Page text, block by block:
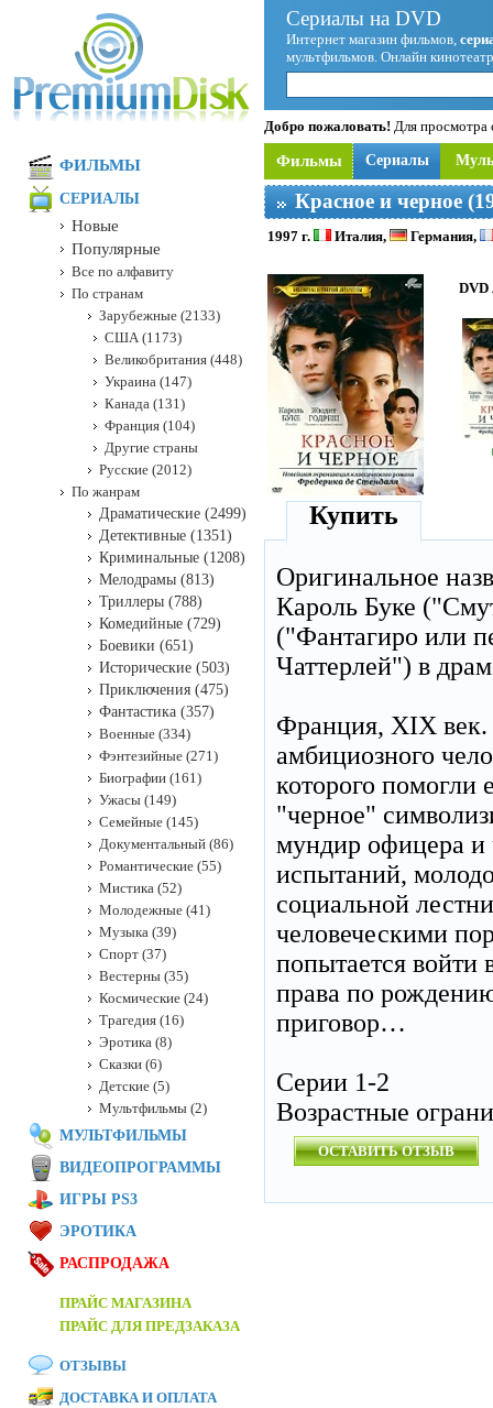
Сериалы на DVD
Интернет магазин фильмов,
мультфильмов. Онлайн
Добро пожаловать! Для просмотра
Фильмы Сериалы
Красное и черное
1997 г. Италия, Германия,
DVD
Купить
Оригинальное
Кароль Буке
("Фантагиро или
Чаттерлей") в
Франция, XIX век.
амбициозного
которого
"черное"
мундир офицера и
испытаний,
социальной
человеческими
попытается войти
права по
приговор…
Серии 1-2
Возрастные
ОСТАВИТЬ ОТЗЫВ
ФИЛЬМЫ
СЕРИАЛЫ
Новые
Популярные
Все по алфавиту
По странам
Зарубежные (2133)
США (1173)
Великобритания (448)
Украина (147)
Канада (131)
Франция (104)
Другие страны
Русские (2012)
По жанрам
Драматические (2499)
Детективные (1351)
Криминальные (1208)
Мелодрамы (813)
Триллеры (788)
Комедийные (729)
Боевики (651)
Исторические (503)
Приключения (475)
Фантастика (357)
Военные (334)
Фэнтезийные (271)
Биографии (161)
Ужасы (149)
Семейные (145)
Документальный (86)
Романтические (55)
Мистика (52)
Молодежные (41)
Музыка (39)
Спорт (37)
Вестерны (35)
Космические (24)
Трагедия (16)
Эротика (8)
Сказки (6)
Детские (5)
Мультфильмы (2)
МУЛЬТФИЛЬМЫ
ВИДЕОПРОГРАММЫ
ИГРЫ PS3
ЭРОТИКА
РАСПРОДАЖА
ПРАЙС МАГАЗИНА
ПРАЙС ДЛЯ ПРЕДЗАКАЗА
ОТЗЫВЫ
ДОСТАВКА И ОПЛАТА